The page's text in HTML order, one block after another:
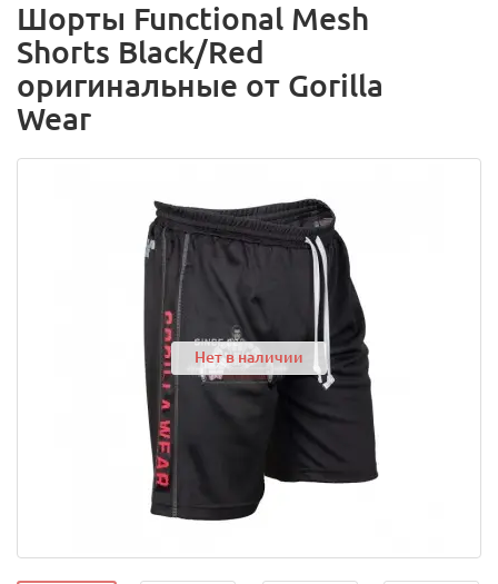
Шорты Functional Mesh
Shorts Black/Red
оригинальные от Gorilla
Wear
Нет в наличии